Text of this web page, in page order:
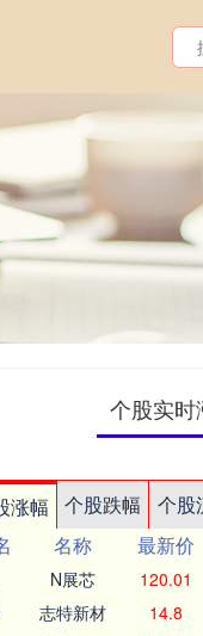
个股实时
涨幅 个股跌幅 个股
名称 最新价
N展芯 120.01
志特新材 14.8